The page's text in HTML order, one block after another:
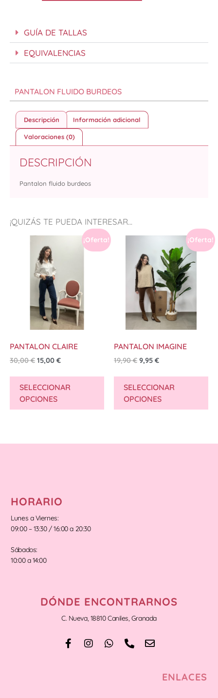
GUÍA DE TALLAS
EQUIVALENCIAS
¡QUIZÁS TE PUEDA INTERESAR...
¡Oferta!
PANTALON CLAIRE
30,00€ 15,00 €
SELECCIONAR
OPCIONES
¡Oferta!
PANTALON IMAGINE
19,90€ 9,95 €
SELECCIONAR
OPCIONES
PANTALON FLUIDO BURDEOS
Descripción Información adicional
Valoraciones (0)
DESCRIPCIÓN
Pantalon fluido burdeos
HORARIO
Lunes a Viernes:
09:00 – 13:30 / 16:00 a 20:30
Sábados:
10:00 a 14:00
DÓNDE ENCONTRARNOS
C. Nueva, 18810 Caniles, Granada
ENLACES